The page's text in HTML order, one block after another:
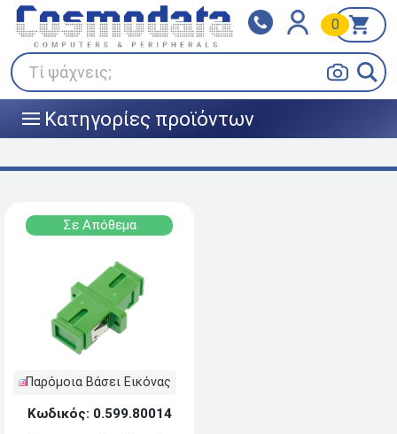
Τί ψάχνεις;
0
||| Κατηγορίες προϊόντων
Klarna
Πληρώστε σε 3
άτοκες δόσεις
BOX NOW
Σε Απόθεμα
Παρόμοια Βάσει Εικόνας
Κωδικός: 0.599.80014